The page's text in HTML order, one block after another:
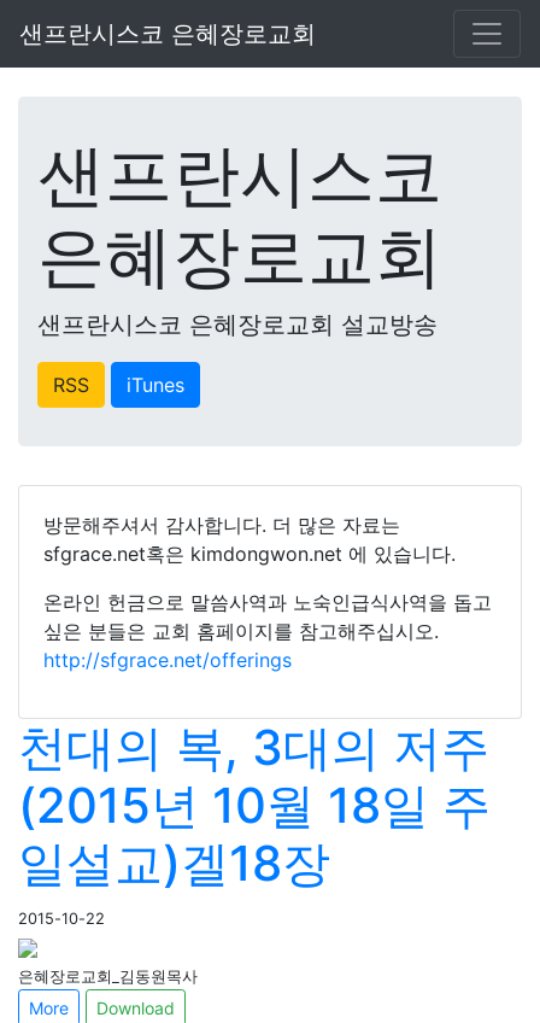
샌프란시스코 은혜장로교회
샌프란시스코
은혜장로교회
샌프란시스코 은혜장로교회 설교방송
RSS iTunes
방문해주셔서 감사합니다. 더 많은 자료는
sfgrace.net혹은 kimdongwon.net 에 있습니다.
온라인 헌금으로 말씀사역과 노숙인급식사역을 돕고
싶은 분들은 교회 홈페이지를 참고해주십시오.
http://sfgrace.net/offerings
천대의 복, 3대의 저주
(2015년 10월 18일 주
일설교)겔18장
2015-10-22
은혜장로교회_김동원목사
More Download